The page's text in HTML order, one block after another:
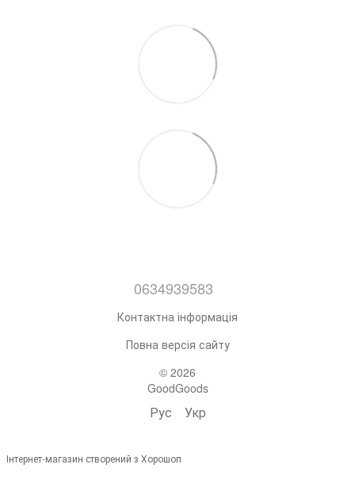
0634939583
Контактна інформація
Повна версія сайту
© 2026
GoodGoods
Рус Укр
Інтернет-магазин створений з Хорошоп